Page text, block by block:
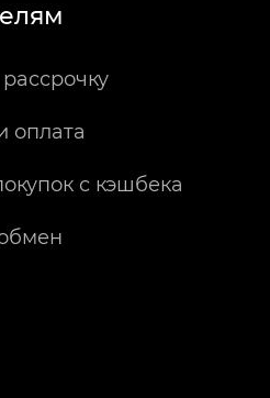
оплата
с кэшбека